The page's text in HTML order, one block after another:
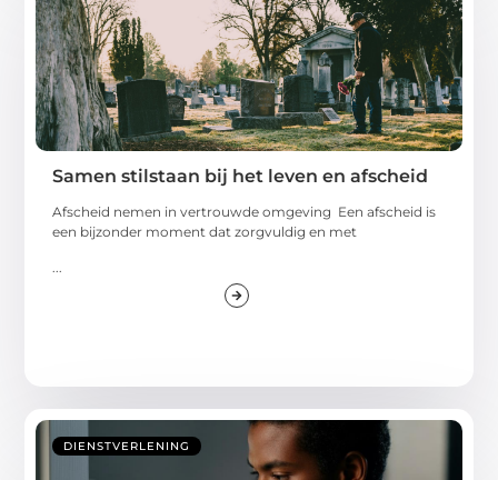
Samen stilstaan bij het leven en afscheid
Afscheid nemen in vertrouwde omgeving Een afscheid is
een bijzonder moment dat zorgvuldig en met
...
DIENSTVERLENING